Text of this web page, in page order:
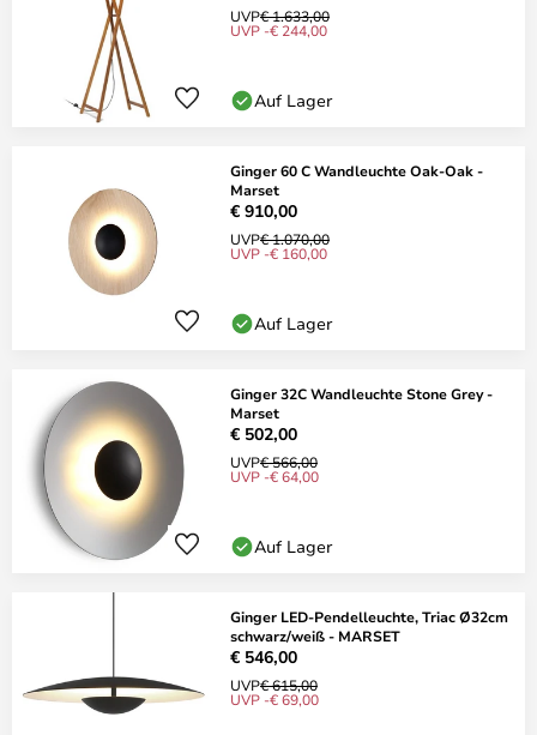
UVP€ 1.633,00
UVP -€ 244,00
Auf Lager
Ginger 60 C Wandleuchte Oak-Oak -
Marset
€ 910,00
UVP€ 1.070,00
UVP -€ 160,00
Auf Lager
Ginger 32C Wandleuchte Stone Grey -
Marset
€ 502,00
UVP€ 566,00
UVP -€ 64,00
Auf Lager
Ginger LED-Pendelleuchte, Triac Ø32cm
schwarz/weiß - MARSET
€ 546,00
UVP€ 615,00
UVP -€ 69,00